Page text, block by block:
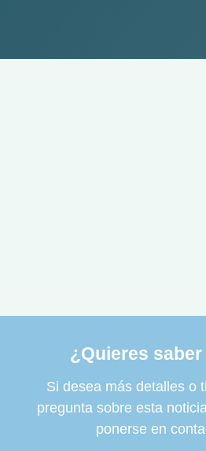
¿Quieres saber
Si desea más detalles o
pregunta sobre esta
ponerse en